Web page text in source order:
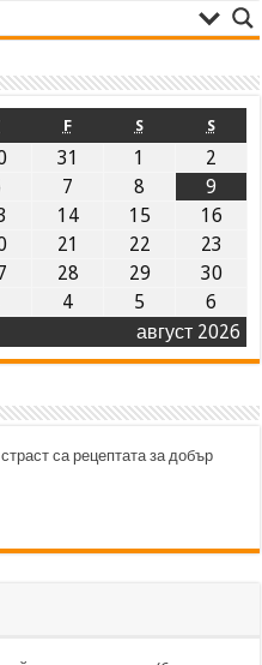
август 2026
F S S
31 1
2
7 8
9
14 15
16
21 22
23
28 29
30
4 5 6
са рецептата за добър